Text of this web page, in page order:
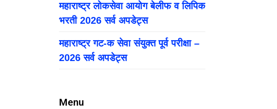
महाराष्ट्र लोकसेवा आयोग बेलीफ व लिपिक
भरती 2026 सर्व अपडेट्स
महाराष्ट्र गट-क सेवा संयुक्त पूर्व परीक्षा –
2026 सर्व अपडेट्स
Menu